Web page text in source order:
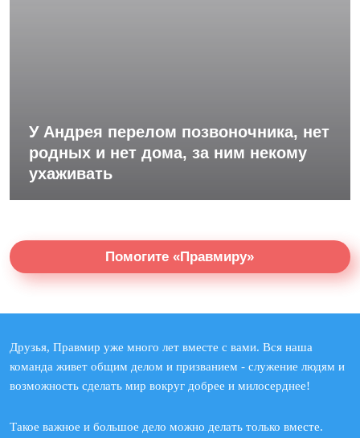
У Андрея перелом позвоночника, нет
родных и нет дома, за ним некому
ухаживать
Помогите «Правмиру»
Друзья, Правмир уже много лет вместе с вами. Вся наша
команда живет общим делом и призванием - служение людям и
возможность сделать мир вокруг добрее и милосерднее!
Такое важное и большое дело можно делать только вместе.